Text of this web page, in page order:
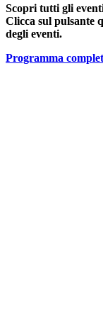
Scopri tutti gli
Clicca sul pulsante
degli eventi.
Programma